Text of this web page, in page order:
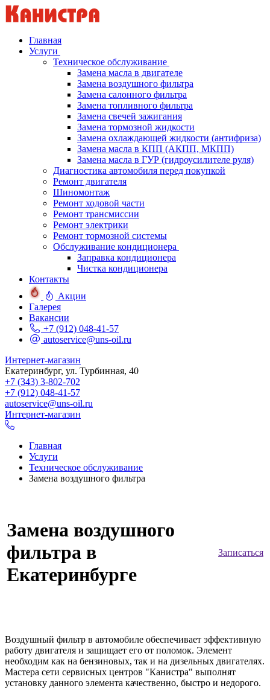
Главная
Услуги
Техническое обслуживание
Замена масла в двигателе
Замена воздушного фильтра
Замена салонного фильтра
Замена топливного фильтра
Замена свечей зажигания
Замена тормозной жидкости
Замена охлаждающей жидкости (антифриза)
Замена масла в КПП (АКПП, МКПП)
Замена масла в ГУР (гидроусилителе руля)
Диагностика автомобиля перед покупкой
Ремонт двигателя
Шиномонтаж
Ремонт ходовой части
Ремонт трансмиссии
Ремонт электрики
Ремонт тормозной системы
Обслуживание кондиционера
Заправка кондиционера
Чистка кондиционера
Контакты
Акции
Галерея
Вакансии
+7 (912) 048-41-57
autoservice@uns-oil.ru
Интернет-магазин
Екатеринбург, ул. Турбинная, 40
+7 (343) 3-802-702
+7 (912) 048-41-57
autoservice@uns-oil.ru
Интернет-магазин
Главная
Услуги
Техническое обслуживание
Замена воздушного фильтра
Замена воздушного
фильтра в
Екатеринбурге
Записаться
Воздушный фильтр в автомобиле обеспечивает эффективную
работу двигателя и защищает его от поломок. Элемент
необходим как на бензиновых, так и на дизельных двигателях.
Мастера сети сервисных центров "Канистра" выполнят
установку данного элемента качественно, быстро и недорого.